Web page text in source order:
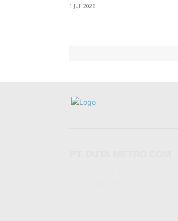
1 Juli 2026